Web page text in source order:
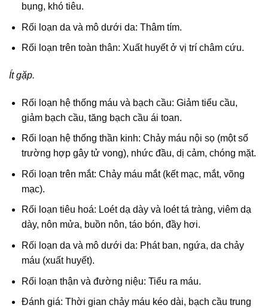
bụng, khó tiêu.
Rối loạn da và mô dưới da: Thâm tím.
Rối loạn trên toàn thân: Xuất huyết ở vị trí châm cứu.
Ít gặp.
Rối loạn hệ thống máu và bạch cầu: Giảm tiểu cầu,
giảm bạch cầu, tăng bạch cầu ái toan.
Rối loạn hệ thống thần kinh: Chảy máu nội sọ (một số
trường hợp gây tử vong), nhức đầu, dị cảm, chóng mặt.
Rối loạn trên mắt: Chảy máu mắt (kết mạc, mắt, võng
mạc).
Rối loạn tiêu hoá: Loét dạ dày và loét tá tràng, viêm dạ
dày, nôn mửa, buồn nôn, táo bón, đầy hơi.
Rối loạn da và mô dưới da: Phát ban, ngứa, da chảy
máu (xuất huyết).
Rối loạn thận và đường niệu: Tiểu ra máu.
Đánh giá: Thời gian chảy máu kéo dài, bạch cầu trung